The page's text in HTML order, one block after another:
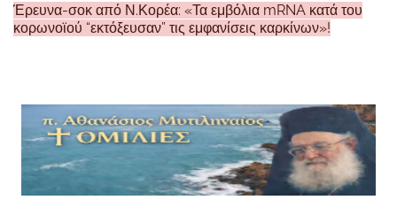
Έρευνα-σοκ από Ν.Κορέα: «Τα εμβόλια mRNA κατά του
κορωνοϊού “εκτόξευσαν” τις εμφανίσεις καρκίνων»!